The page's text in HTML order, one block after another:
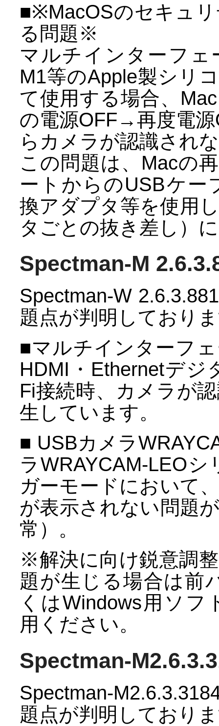
■※MacOSのセキュ
る問題※
マルチインターフェ
M1等のApple製シリ
て使用する場合、
の電源OFF→再度電
らカメラが認識され
この問題は、Macの
ートからのUSBケー
換アダプタ等を使用
タごとの抜き差し）
Spectman-M
Spectman-W
題点が判明しており
■マルチインターフ
HDMI・Ethernetデジ
Fi接続時、カメラが
生しています。
■ USBカメラ
ラWRAYCAM-LEO
ガーモードにおいて
が表示されない問題
常）。
※解決に向け鋭意調
題が生じる場合は前
くはWindows用ソフ
用ください。
Spectman-
Spectman-
題点が判明しており